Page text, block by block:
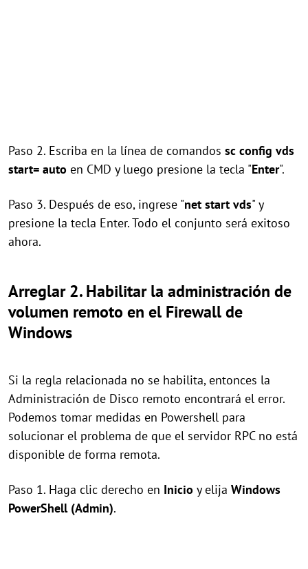
Paso 2. Escriba en la línea de comandos sc config vds
start= auto en CMD y luego presione la tecla "Enter".
Paso 3. Después de eso, ingrese "net start vds" y
presione la tecla Enter. Todo el conjunto será exitoso
ahora.
Arreglar 2. Habilitar la administración de
volumen remoto en el Firewall de
Windows
Si la regla relacionada no se habilita, entonces la
Administración de Disco remoto encontrará el error.
Podemos tomar medidas en Powershell para
solucionar el problema de que el servidor RPC no está
disponible de forma remota.
Paso 1. Haga clic derecho en Inicio y elija Windows
PowerShell (Admin).